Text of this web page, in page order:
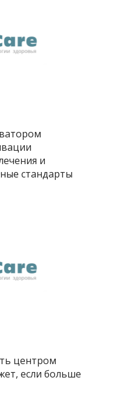
и
стандарты
центром
если больше